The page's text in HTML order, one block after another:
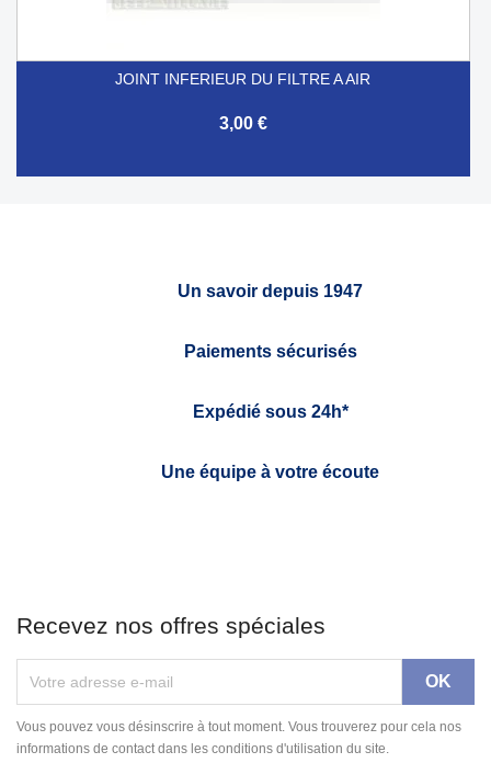
JOINT INFERIEUR DU FILTRE A AIR
3,00 €
Un savoir depuis 1947
Paiements sécurisés
Expédié sous 24h*
Une équipe à votre écoute
Recevez nos offres spéciales
Vous pouvez vous désinscrire à tout moment. Vous trouverez pour cela nos
informations de contact dans les conditions d'utilisation du site.